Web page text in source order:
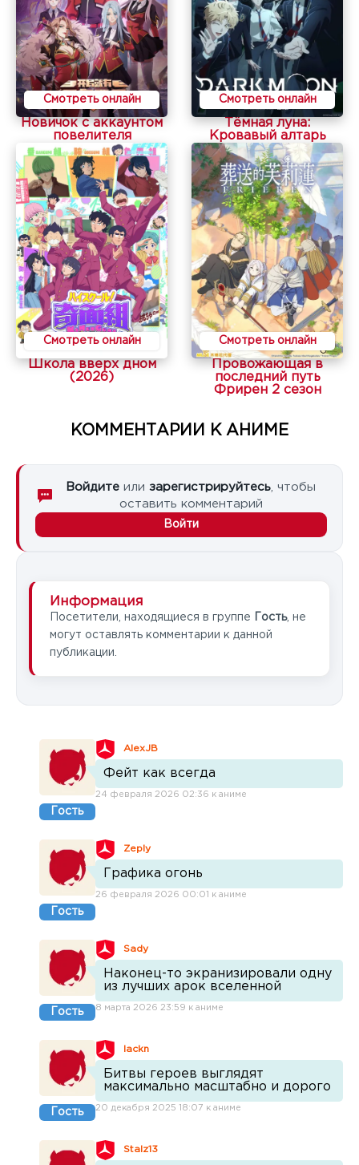
Смотреть онлайн
Новичок с аккаунтом
повелителя
Смотреть онлайн
Тёмная луна:
Кровавый алтарь
Смотреть онлайн
Школа вверх дном
(2026)
Смотреть онлайн
Провожающая в
последний путь
Фрирен 2 сезон
КОММЕНТАРИИ К АНИМЕ
Войдите или зарегистрируйтесь , чтобы
оставить комментарий
Войти
Информация
Посетители, находящиеся в группе Гость, не
могут оставлять комментарии к данной
публикации.
Гость
AlexJB
Фейт как всегда
24 февраля 2026 02:36 к аниме
Гость
Zeply
Графика огонь
26 февраля 2026 00:01 к аниме
Гость
Sady
Наконец-то экранизировали одну
из лучших арок вселенной
8 марта 2026 23:59 к аниме
Гость
lackn
Битвы героев выглядят
максимально масштабно и дорого
20 декабря 2025 18:07 к аниме
Stalz13